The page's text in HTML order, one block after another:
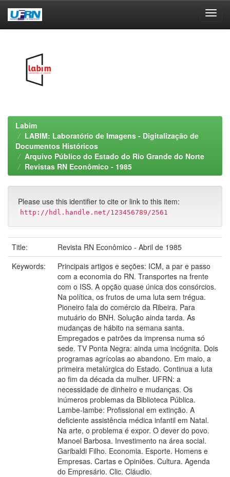
Labim
LABIM: Laboratório de Imagens - Digitalização de
Documentos Históricos
Arquivo Público do Estado do Rio Grande do Norte
Revistas RN Econômico - 1985
Please use this identifier to cite or link to this item:
http://hdl.handle.net/123456789/2561
Title:
Revista RN Econômico - Abril de 1985
Keywords:
Principais artigos e seções: ICM, a par e passo
com a economia do RN. Transportes na frente
com o ISS. A opção quase única dos consórcios.
Na política, os frutos de uma luta sem trégua.
Pioneiro fala do comércio da Ribeira. Para
mutuário do BNH. Solução ainda tarda. As
mudanças de hábito na semana santa.
Empregados e patrões da imprensa numa só
sede. TV Ponta Negra: ainda uma incógnita. Dois
programas agrícolas ao abandono. Em maio, a
primeira metalúrgica do Estado. Continua a luta
ao fim da década da mulher. UFRN: a
necessidade de dinheiro e mudanças. Os
inúmeros problemas da Biblioteca Pública.
Lambe-lambe: Profissional em extinção. A
deficiente assistência médica infantil em Natal.
Na arte, o problema é expor. O dever do povo.
Manoel Barbosa. Investimento na área social.
Garibaldi Filho. Economia. Esporte. Homens e
Empresas. Cartas e Opiniões. Cultura. Agenda
do Empresário. Clic. Cláudio.